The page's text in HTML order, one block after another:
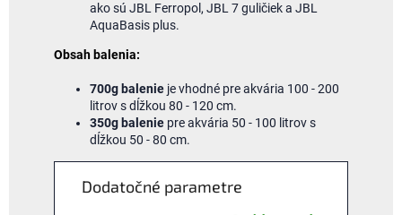
ako sú JBL Ferropol, JBL 7 guličiek a JBL
AquaBasis plus.
Obsah balenia:
700g balenie je vhodné pre akvária 100 - 200
litrov s dĺžkou 80 - 120 cm.
350g balenie pre akvária 50 - 100 litrov s
dĺžkou 50 - 80 cm.
Dodatočné parametre